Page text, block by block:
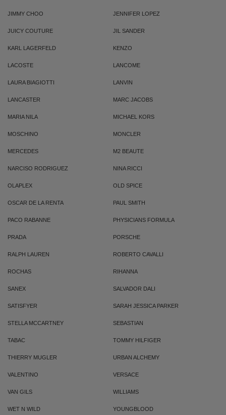
JIMMY CHOO JENNIFER LOPEZ
JUICY COUTURE JIL SANDER
KARL LAGERFELD KENZO
LACOSTE LANCOME
LAURA BIAGIOTTI LANVIN
LANCASTER MARC JACOBS
MARIA NILA MICHAEL KORS
MOSCHINO MONCLER
MERCEDES M2 BEAUTE
NARCISO RODRIGUEZ NINA RICCI
OLAPLEX OLD SPICE
OSCAR DE LA RENTA PAUL SMITH
PACO RABANNE PHYSICIANS FORMULA
PRADA PORSCHE
RALPH LAUREN ROBERTO CAVALLI
ROCHAS RIHANNA
SANEX SALVADOR DALI
SATISFYER SARAH JESSICA PARKER
STELLA MCCARTNEY SEBASTIAN
TABAC TOMMY HILFIGER
THIERRY MUGLER URBAN ALCHEMY
VALENTINO VERSACE
VAN GILS WILLIAMS
WET N WILD YOUNGBLOOD